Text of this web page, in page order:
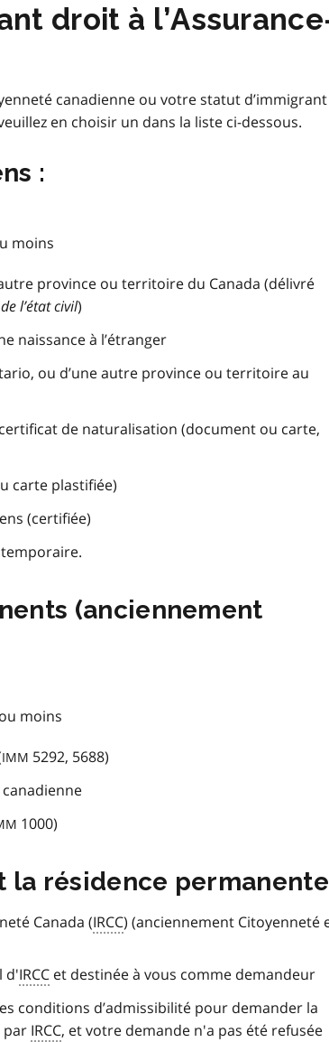
droit à
canadienne ou votre statut d’immigrant
en choisir un dans la liste ci-dessous.
:
moins
province ou territoire du Canada (délivré
l’état civil)
naissance à l’étranger
ou d’une autre province ou territoire au
de naturalisation (document ou carte,
carte plastifiée)
(certifiée)
(anciennement
moins
IMM 5292, 5688)
1000)
la résidence
Canada (IRCC) (anciennement Citoyenneté
d'IRCC et destinée à vous comme demandeur
conditions d’admissibilité pour demander la
par IRCC, et votre demande n'a pas été refusée